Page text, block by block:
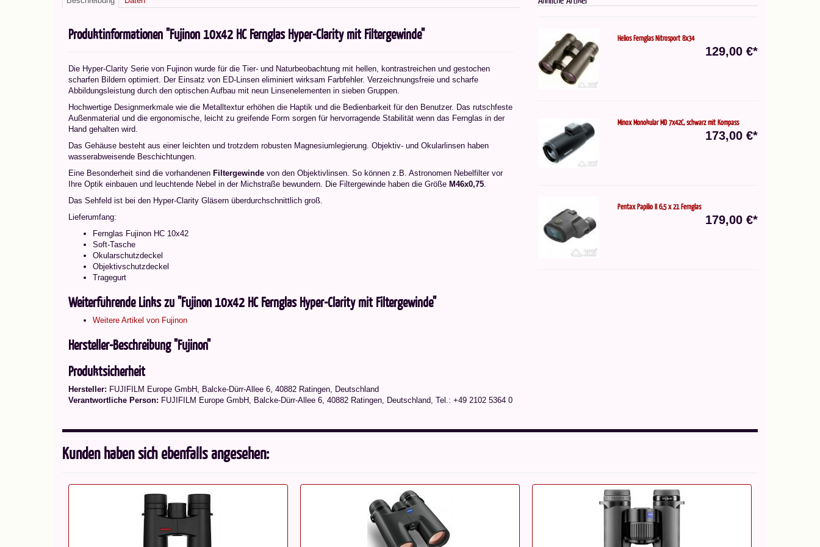
Produktinformationen "Fujinon 10x42 HC Fernglas Hyper-Clarity mit Filtergewinde"
Die Hyper-Clarity Serie von Fujinon wurde für die Tier- und Naturbeobachtung mit hellen, kontrastreichen und gestochen
scharfen Bildern optimiert. Der Einsatz von ED-Linsen eliminiert wirksam Farbfehler. Verzeichnungsfreie und scharfe
Abbildungsleistung durch den optischen Aufbau mit neun Linsenelementen in sieben Gruppen.
Hochwertige Designmerkmale wie die Metalltextur erhöhen die Haptik und die Bedienbarkeit für den Benutzer. Das rutschfeste
Außenmaterial und die ergonomische, leicht zu greifende Form sorgen für hervorragende Stabilität wenn das Fernglas in der
Hand gehalten wird.
Das Gehäuse besteht aus einer leichten und trotzdem robusten Magnesiumlegierung. Objektiv- und Okularlinsen haben
wasserabweisende Beschichtungen.
Eine Besonderheit sind die vorhandenen Filtergewinde von den Objektivlinsen. So können z.B. Astronomen Nebelfilter vor
Ihre Optik einbauen und leuchtende Nebel in der Michstraße bewundern. Die Filtergewinde haben die Größe M46x0,75.
Das Sehfeld ist bei den Hyper-Clarity Gläsern überdurchschnittlich groß.
Lieferumfang:
Fernglas Fujinon HC 10x42
Soft-Tasche
Okularschutzdeckel
Objektivschutzdeckel
Tragegurt
Weiterführende Links zu "Fujinon 10x42 HC Fernglas Hyper-Clarity mit Filtergewinde"
Weitere Artikel von Fujinon
Hersteller-Beschreibung "Fujinon"
Produktsicherheit
Hersteller: FUJIFILM Europe GmbH, Balcke-Dürr-Allee 6, 40882 Ratingen, Deutschland
Verantwortliche Person: FUJIFILM Europe GmbH, Balcke-Dürr-Allee 6, 40882 Ratingen, Deutschland, Tel.: +49 2102 5364 0
Helios Fernglas Nitrosport 8x34
129,00 €*
Minox Monokular MD 7x42C, schwarz mit Kompass
173,00 €*
Pentax Papilio II 6,5 x 21 Fernglas
179,00 €*
Kunden haben sich ebenfalls angesehen: